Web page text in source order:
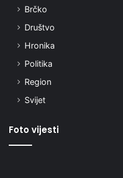
Brčko
Društvo
Hronika
Politika
Region
Svijet
Foto vijesti